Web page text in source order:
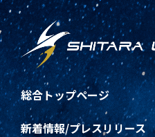
総合トップページ
新着情報/プレスリリース